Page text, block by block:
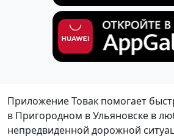
Приложение Товак помогает
в Пригородном в Ульяновске в
непредвиденной дорожной